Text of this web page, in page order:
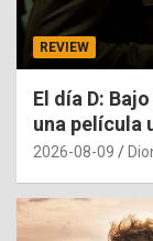
REVIEW
El día D:
una película
2026-08-09